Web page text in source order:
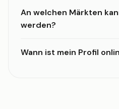
An welchen Märkten
werden?
Wann ist mein Profil